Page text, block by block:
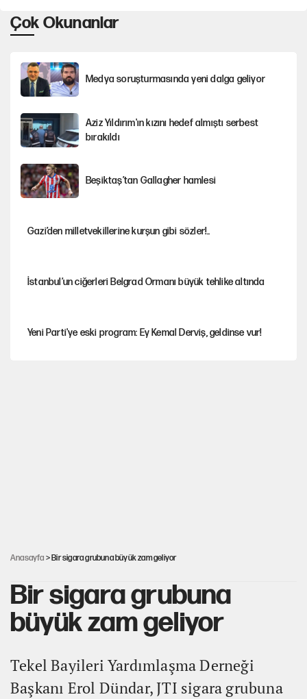
Çok Okunanlar
Medya soruşturmasında yeni dalga geliyor
Aziz Yıldırım'ın kızını hedef almıştı serbest
bırakıldı
Beşiktaş’tan Gallagher hamlesi
Gazi’den milletvekillerine kurşun gibi sözler!..
İstanbul’un ciğerleri Belgrad Ormanı büyük tehlike altında
Yeni Parti'ye eski program: Ey Kemal Derviş, geldinse vur!
Anasayfa > Bir sigara grubuna büyük zam geliyor
Bir sigara grubuna
büyük zam geliyor
Tekel Bayileri Yardımlaşma Derneği
Başkanı Erol Dündar, JTI sigara grubuna